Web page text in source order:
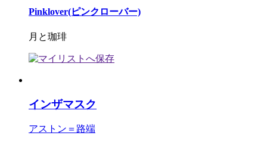
Pinklover(ピンクローバー)
月と珈琲
インザマスク
アストン＝路端